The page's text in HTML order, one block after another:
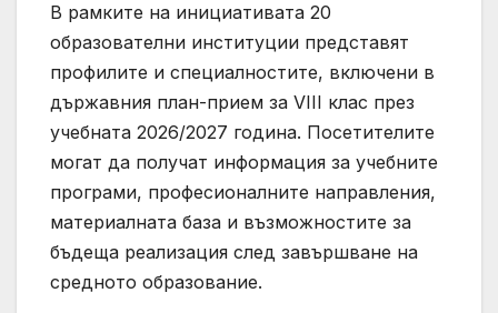
В рамките на инициативата 20
образователни институции представят
профилите и специалностите, включени в
държавния план-прием за VIII клас през
учебната 2026/2027 година. Посетителите
могат да получат информация за учебните
програми, професионалните направления,
материалната база и възможностите за
бъдеща реализация след завършване на
средното образование.